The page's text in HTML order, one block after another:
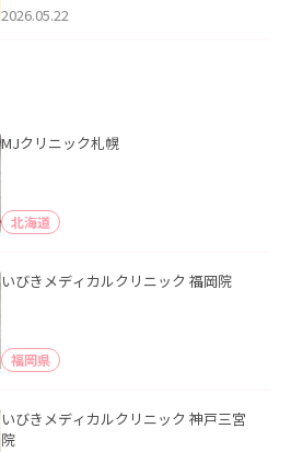
た。
2026.05.22
MJクリニック札幌
北海道
いびきメディカルクリニック 福岡院
福岡県
いびきメディカルクリニック 神戸三宮
院